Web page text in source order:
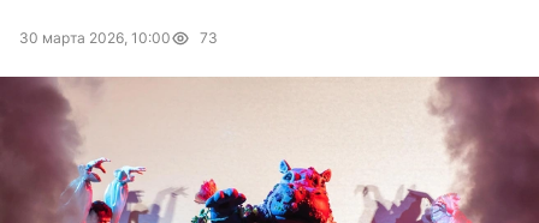
30 марта 2026, 10:00 73